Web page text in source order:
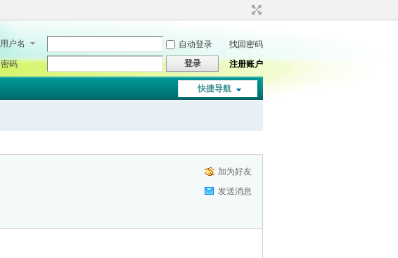
用户名 自动登录
找回密码
密码
登录 注册账户
快捷导航
加为好友
发送消息